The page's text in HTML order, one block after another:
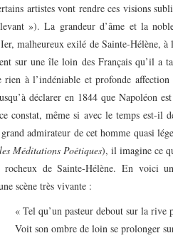
artistes vont rendre ces visions
»). La grandeur d’âme et la
er, malheureux exilé de Sainte-Hélène,
sur une île loin des Français qu’il a
rien à l’indéniable et profonde
déclarer en 1844 que Napoléon
constat, même si avec le temps est-il
admirateur de cet homme quasi
Méditations Poétiques), il imagine ce
rocheux de Sainte-Hélène. En voici
scène très vivante :
« Tel qu’un pasteur debout sur la rive
Voit son ombre de loin se prolonger